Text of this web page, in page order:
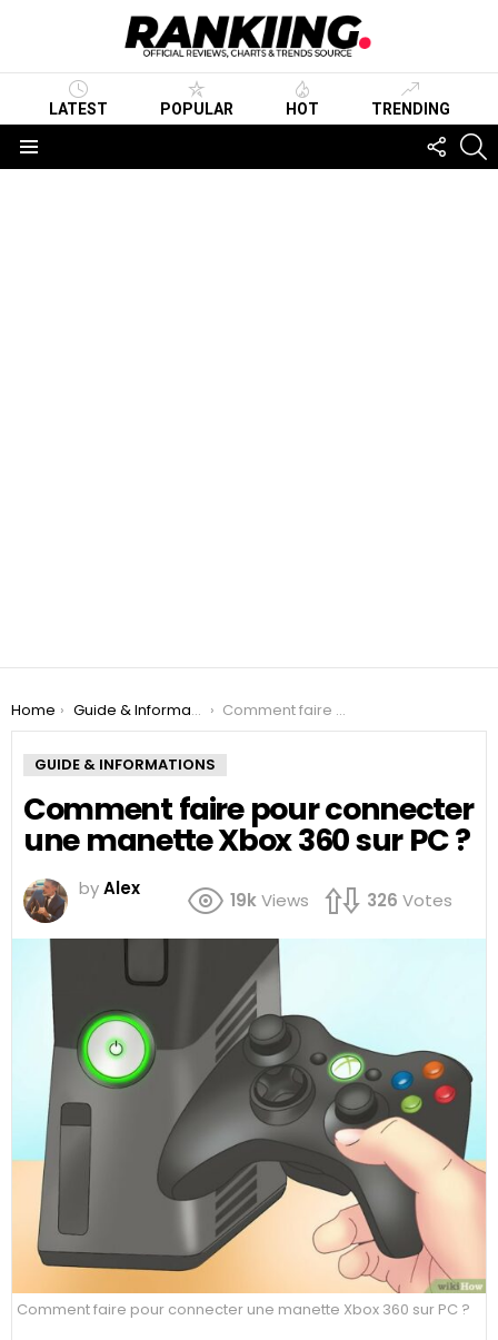
LATEST POPULAR HOT TRENDING
US
You are here:
Home Guide & Informations Comment faire pour connecter une manette Xbox 360 sur PC ?
GUIDE & INFORMATIONS
Comment faire pour connecter
une manette Xbox 360 sur PC ?
byAlex
19kViews 326 Votes
Comment faire pour connecter une manette Xbox 360 sur PC ?